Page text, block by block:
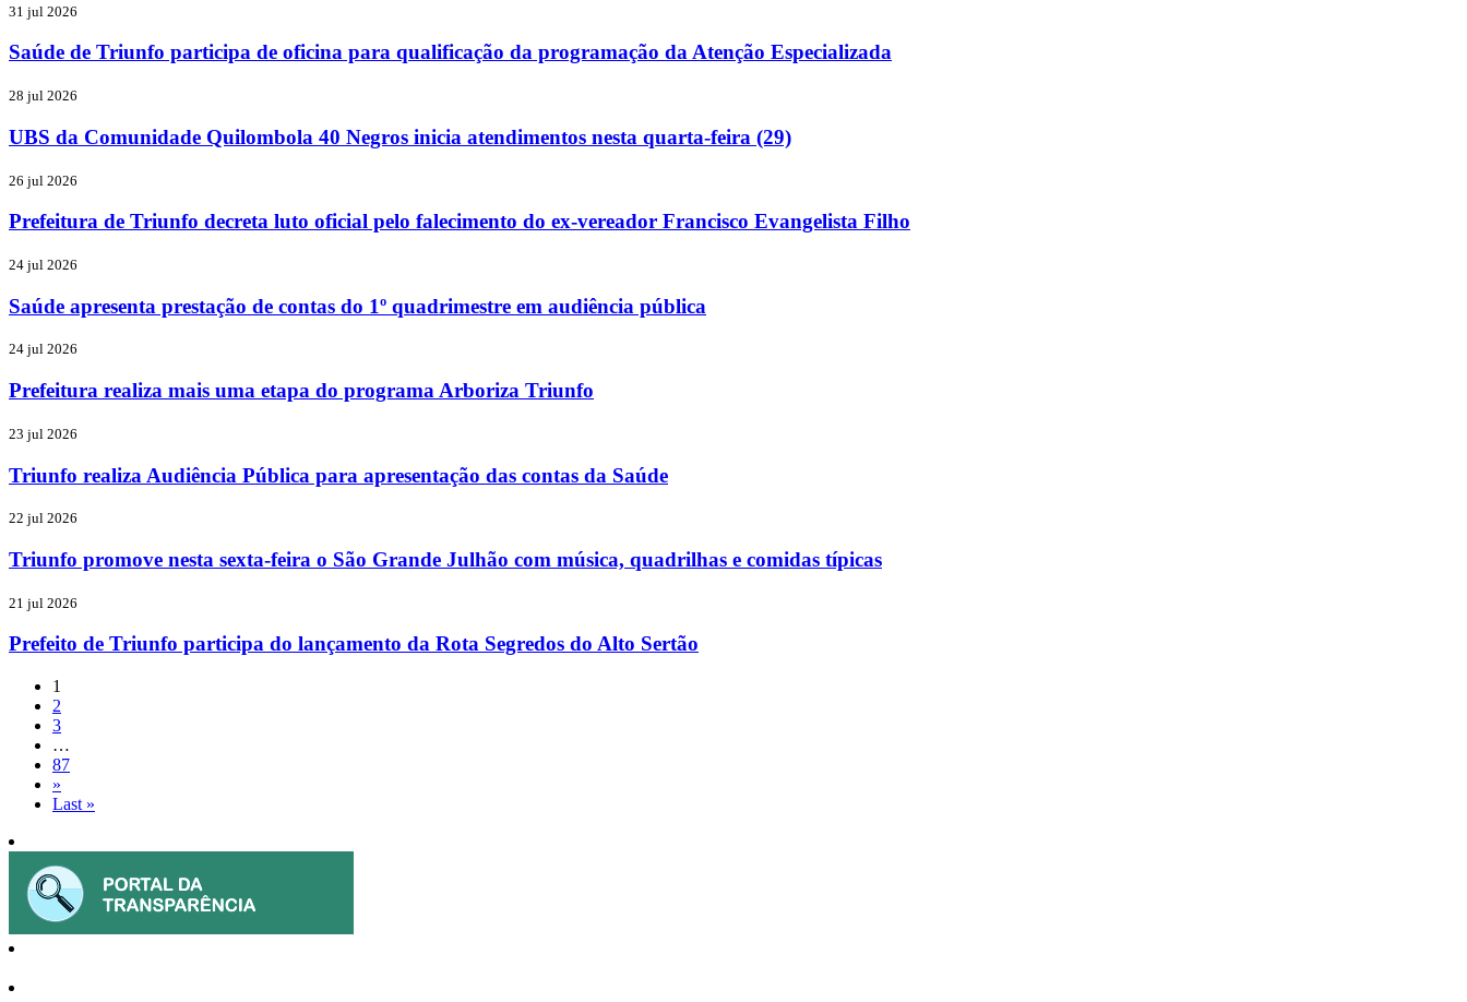
31 jul 2026
Saúde de Triunfo participa de oficina para qualificação da programação da Atenção Especializada
28 jul 2026
UBS da Comunidade Quilombola 40 Negros inicia atendimentos nesta quarta-feira (29)
26 jul 2026
Prefeitura de Triunfo decreta luto oficial pelo falecimento do ex-vereador Francisco Evangelista Filho
24 jul 2026
Saúde apresenta prestação de contas do 1º quadrimestre em audiência pública
24 jul 2026
Prefeitura realiza mais uma etapa do programa Arboriza Triunfo
23 jul 2026
Triunfo realiza Audiência Pública para apresentação das contas da Saúde
22 jul 2026
Triunfo promove nesta sexta-feira o São Grande Julhão com música, quadrilhas e comidas típicas
21 jul 2026
Prefeito de Triunfo participa do lançamento da Rota Segredos do Alto Sertão
1
2
3
…
87
»
Last »